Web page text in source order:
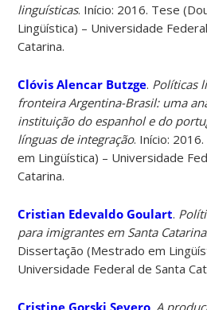
linguísticas. Início: 2016. Tese
Lingüística) – Universidade
Catarina.
Clóvis Alencar Butzge. Políticas
fronteira Argentina-Brasil: uma
instituição do espanhol e do
línguas de integração. Início:
em Lingüística) – Universidade
Catarina.
Cristian Edevaldo Goulart.
para imigrantes em Santa Catarina
Dissertação (Mestrado em
Universidade Federal de Santa
Cristine Gorski Severo A